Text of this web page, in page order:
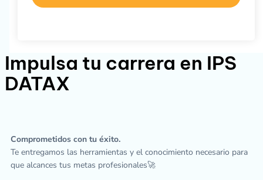
Impulsa tu carrera en IPS
DATAX
Comprometidos con tu éxito.
Te entregamos las herramientas y el conocimiento necesario para
que alcances tus metas profesionales🚀